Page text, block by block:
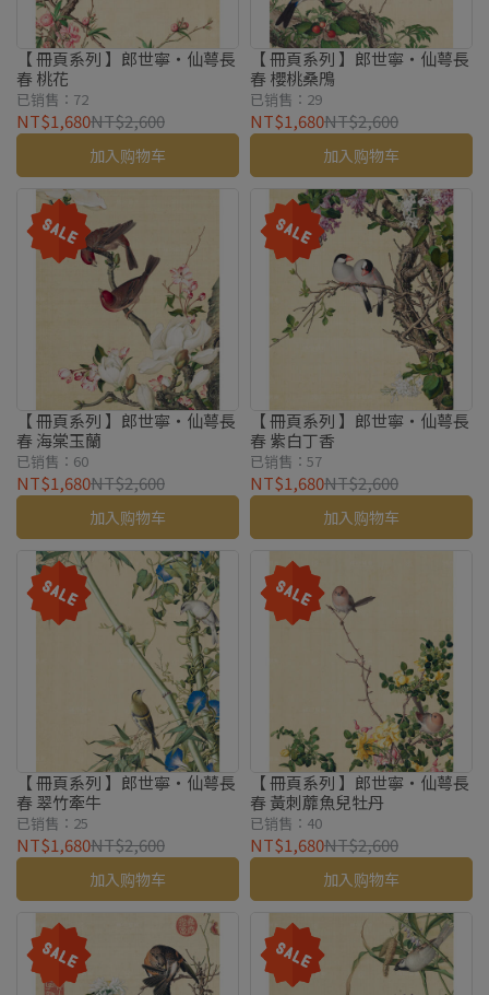
【 冊頁系列 】郎世寧・仙萼長
春 桃花
已销售：72
NT$1,680NT$2,600
加入购物车
【 冊頁系列 】郎世寧・仙萼長
春 櫻桃桑鳲
已销售：29
NT$1,680NT$2,600
加入购物车
【 冊頁系列 】郎世寧・仙萼長
春 海棠玉蘭
已销售：60
NT$1,680NT$2,600
加入购物车
【 冊頁系列 】郎世寧・仙萼長
春 紫白丁香
已销售：57
NT$1,680NT$2,600
加入购物车
【 冊頁系列 】郎世寧・仙萼長
春 翠竹牽牛
已销售：25
NT$1,680NT$2,600
加入购物车
【 冊頁系列 】郎世寧・仙萼長
春 黃刺蘼魚兒牡丹
已销售：40
NT$1,680NT$2,600
加入购物车